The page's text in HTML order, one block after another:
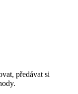
předávat si